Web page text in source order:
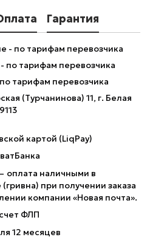
Гарантия
- по тарифам перевозчика
по тарифам перевозчика
тарифам перевозчика
(Турчанинова) 11, г. Белая
картой (LiqPay)
наличными в
при получении заказа
компании «Новая почта».
ФЛП
12 месяцев